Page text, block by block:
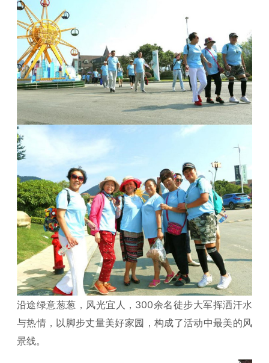
沿途绿意葱葱，风光宜人，300余名徒步大军挥洒汗水
与热情，以脚步丈量美好家园，构成了活动中最美的风
景线。